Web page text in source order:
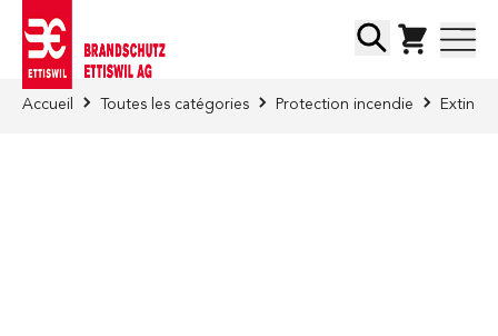
Chercher
Accueil Toutes les catégories Protection incendie